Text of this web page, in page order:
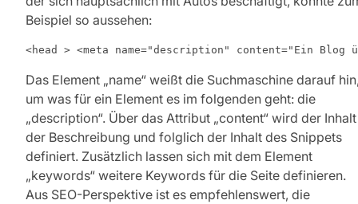
Beispiel so aussehen:
<head > <meta name="description" content="Ein
Das Element „name“ weißt die Suchmaschine darauf
um was für ein Element es im folgenden geht: die
„description“. Über das Attribut „content“ wird der Inhalt
der Beschreibung und folglich der Inhalt des Snippets
definiert. Zusätzlich lassen sich mit dem Element
„keywords“ weitere Keywords für die Seite definieren.
Aus SEO-Perspektive ist es empfehlenswert, die